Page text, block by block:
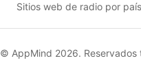
Sitios web de radio por país
© AppMind 2026. Reservados